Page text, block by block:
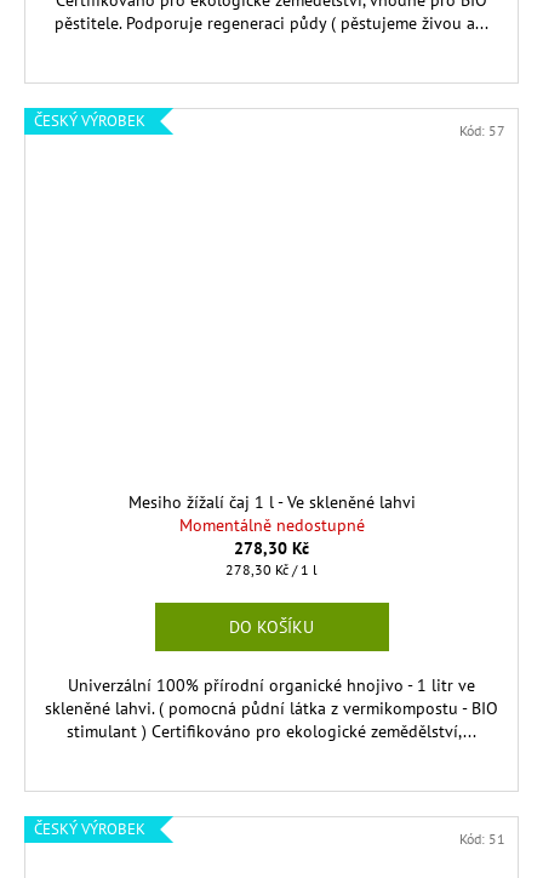
pěstitele. Podporuje regeneraci půdy ( pěstujeme živou a...
ČESKÝ VÝROBEK
Mesiho žížalí čaj 1 l - Ve skleněné lahvi
Momentálně nedostupné
278,30 Kč
Měrná
278,30 Kč / 1 l
DO KOŠÍKU
Univerzální 100% přírodní organické hnojivo - 1 litr ve
skleněné lahvi. ( pomocná půdní látka z vermikompostu - BIO
stimulant ) Certifikováno pro ekologické zemědělství,...
Kód: 57
ČESKÝ VÝROBEK Kód: 51